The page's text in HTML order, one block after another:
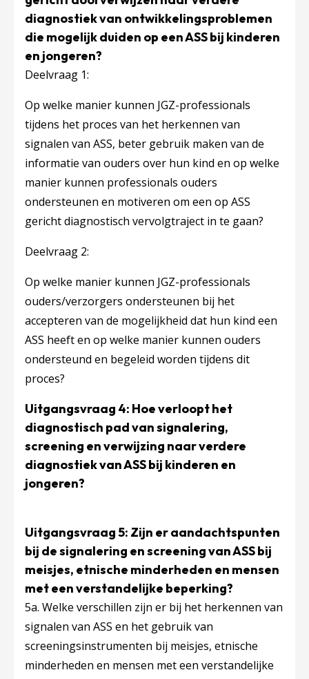
diagnostiek van ontwikkelingsproblemen
die mogelijk duiden op een ASS bij kinderen
en jongeren?
Deelvraag 1:
Op welke manier kunnen JGZ-professionals
tijdens het proces van het herkennen van
signalen van ASS, beter gebruik maken van de
informatie van ouders over hun kind en op welke
manier kunnen professionals ouders
ondersteunen en motiveren om een op ASS
gericht diagnostisch vervolgtraject in te gaan?
Deelvraag 2​:
Op welke manier kunnen JGZ-professionals
ouders/verzorgers ondersteunen bij het
accepteren van de mogelijkheid dat hun kind een
ASS heeft en op welke manier kunnen ouders
ondersteund en begeleid worden tijdens dit
proces?
Uitgangsvraag 4: Hoe verloopt het
diagnostisch pad van signalering,
screening en verwijzing naar verdere
diagnostiek van ASS bij kinderen en
jongeren?
Uitgangsvraag 5: Zijn er aandachtspunten
bij de signalering en screening van ASS bij
meisjes, etnische minderheden en mensen
met een verstandelijke beperking?
5a. Welke verschillen zijn er bij het herkennen van
signalen van ASS en het gebruik van
screeningsinstrumenten bij meisjes, etnische
minderheden en mensen met een verstandelijke